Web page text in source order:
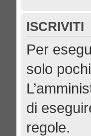
ISCRIVITI
Per
solo
di
regole.